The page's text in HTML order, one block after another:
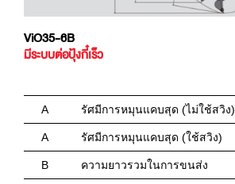
ViO35-6B
มีระบบต่อปุ้งกี๋เร็ว
A รัศมีการหมุนแคบสุด (ไม่ใช้สวิง)
A รัศมีการหมุนแคบสุด (ใช้สวิง)
B ความยาวรวมในการขนส่ง